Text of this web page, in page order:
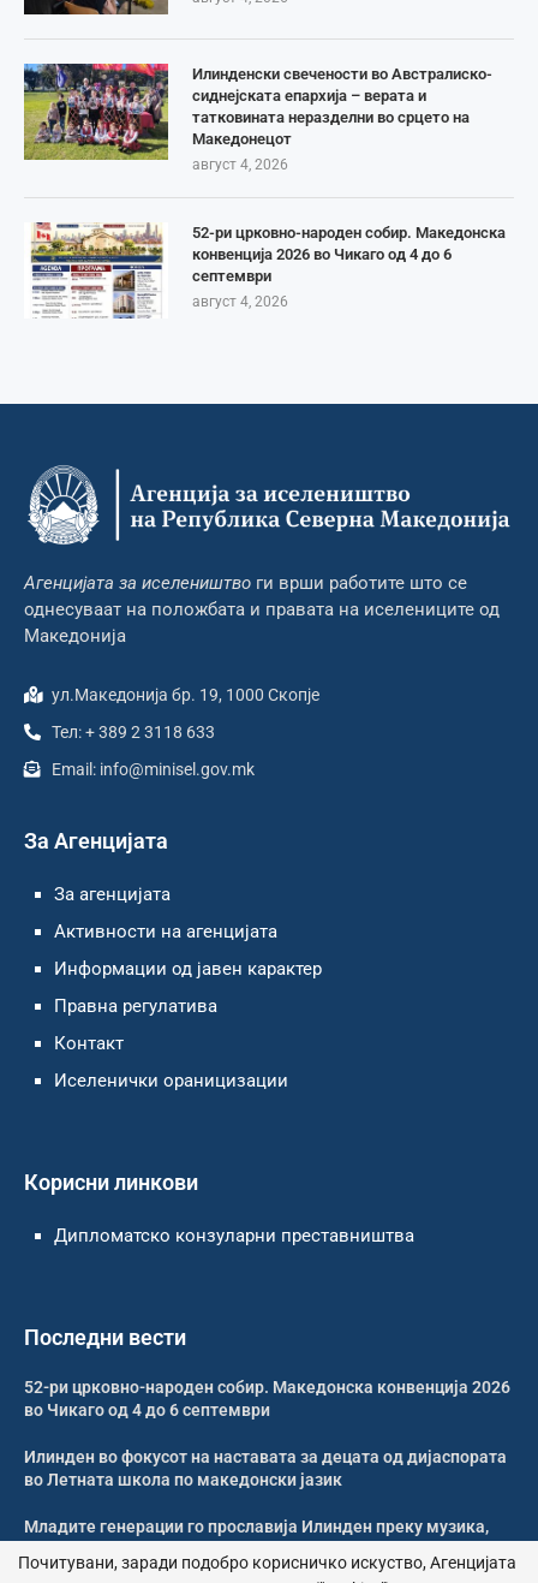
Илинденски свечености во Австралиско-
сиднејската епархија – верата и
татковината неразделни во срцето на
Македонецот
август 4, 2026
52-ри црковно-народен собир. Македонска
конвенција 2026 во Чикаго од 4 до 6
септември
август 4, 2026
Агенцијата за иселеништво ги врши работите што се
однесуваат на положбата и правата на иселениците од
Македонија
ул.Македонија бр. 19, 1000 Скопје
Тел: + 389 2 3118 633
Email: info@minisel.gov.mk
За Агенцијата
За агенцијата
Активности на агенцијата
Информации од јавен карактер
Правна регулатива
Контакт
Иселенички ораницизации
Корисни линкови
Дипломатско конзуларни преставништва
Последни вести
52-ри црковно-народен собир. Македонска конвенција 2026
во Чикаго од 4 до 6 септември
Илинден во фокусот на наставата за децата од дијаспората
во Летната школа по македонски јазик
Младите генерации го прославија Илинден преку музика,
Почитувани, заради подобро корисничко искуство, Агенцијата